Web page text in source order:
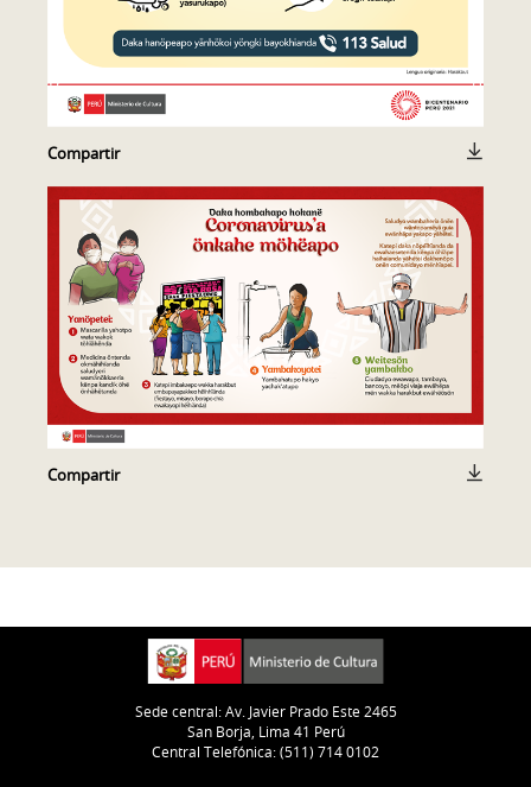
Compartir
Compartir
Sede central: Av. Javier Prado Este 2465
San Borja, Lima 41 Perú
Central Telefónica: (511) 714 0102